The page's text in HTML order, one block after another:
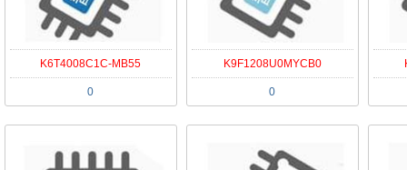
K6T4008C1C-MB55
0
K9F1208U0MYCB0
0